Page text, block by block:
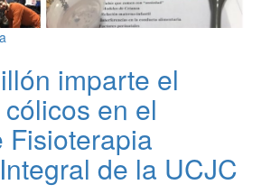
imparte el
en el
Fisioterapia
de la UCJC